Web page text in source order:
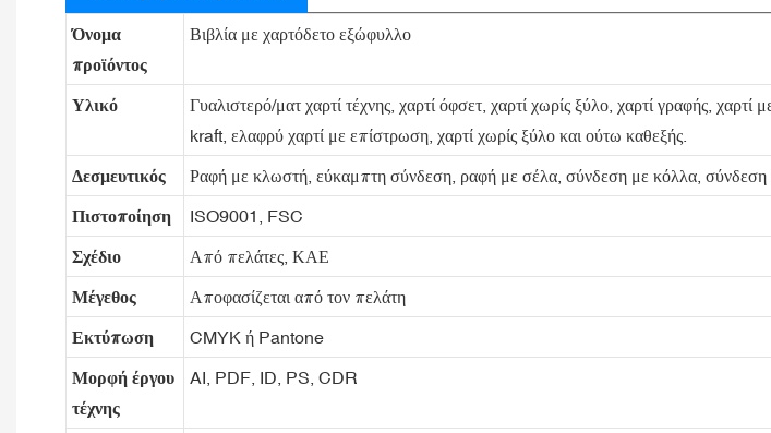
Όνομα
προϊόντος
Βιβλία με χαρτόδετο εξώφυλλο
Υλικό
Γυαλιστερό/ματ χαρτί τέχνης, χαρτί όφσετ, χαρτί χωρίς ξύλο, χαρτί γραφής,
kraft, ελαφρύ χαρτί με επίστρωση, χαρτί χωρίς ξύλο και ούτω καθεξής.
Δεσμευτικός Ραφή με κλωστή, εύκαμπτη σύνδεση, ραφή με σέλα, σύνδεση με κόλλα,
Πιστοποίηση ISO9001, FSC
Σχέδιο Από πελάτες, ΚΑΕ
Μέγεθος Αποφασίζεται από τον πελάτη
Εκτύπωση CMYK ή Pantone
Μορφή έργου
τέχνης
AI, PDF, ID, PS, CDR